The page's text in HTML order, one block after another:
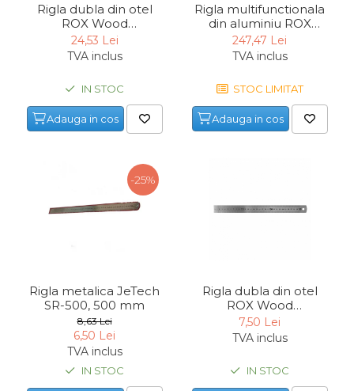
Ciocane Profesionale
Pile Metalice
Scule Electrician
Subler
Sarpe Desfundat Tevi
Rigla de Masurat Pentru
Constructii
Scule Unelte Accesorii
Unelte de Zugravit
Roata de Masurat
Rigla dubla din otel
ROX Wood
153ROX0201, 1000 mm
24,53 Lei
TVA inclus
IN STOC
Adauga in cos
-25%
Rigla metalica JeTech
SR-500, 500 mm
8,63 Lei
6,50 Lei
TVA inclus
IN STOC
Rigla multifunctionala
din aluminiu ROX
Wood 153ROX0012, 300
mm
247,47 Lei
TVA inclus
STOC LIMITAT
Adauga in cos
Rigla dubla din otel
ROX Wood
153ROX0199, 300 mm
7,50 Lei
TVA inclus
IN STOC